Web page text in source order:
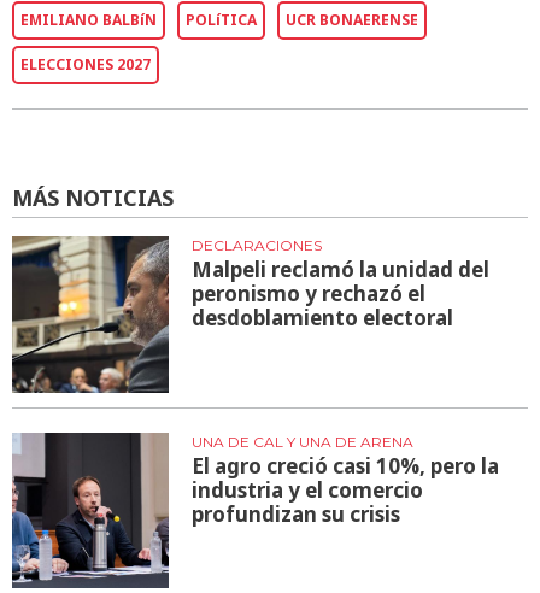
EMILIANO BALBíN POLíTICA UCR BONAERENSE
ELECCIONES 2027
MÁS NOTICIAS
DECLARACIONES
Malpeli reclamó la unidad del
peronismo y rechazó el
desdoblamiento electoral
UNA DE CAL Y UNA DE ARENA
El agro creció casi 10%, pero la
industria y el comercio
profundizan su crisis